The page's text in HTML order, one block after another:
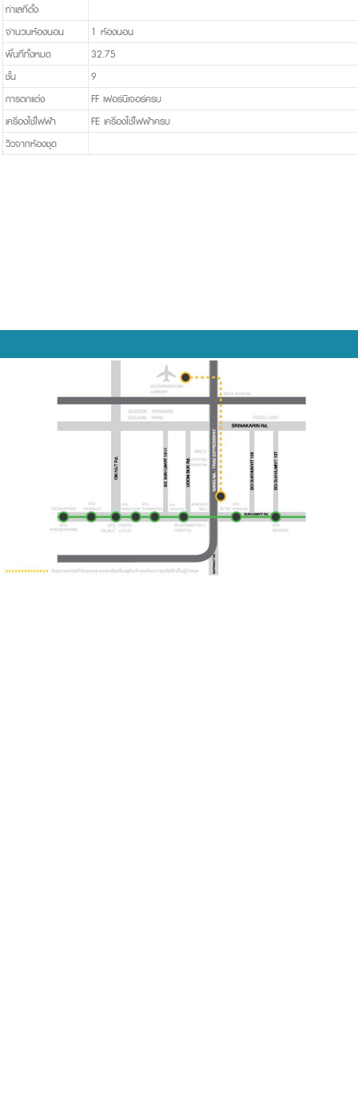
ทำเลที่ตั้ง
จำนวนห้องนอน
1 ห้องนอน
พื้นที่ทั้งหมด
32.75
ชั้น
9
การตกแต่ง
FF เฟอร์นิเจอร์ครบ
เครื่องใช้ไฟฟ้า
FE เครื่องใช้ไฟฟ้าครบ
วิวจากห้องชุด